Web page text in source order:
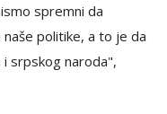
spremni da
politike, a to je da
srpskog naroda",